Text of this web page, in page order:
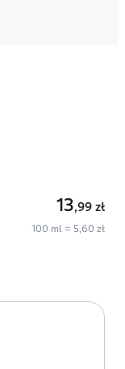
13,99 zł
100 ml = 5,60 zł